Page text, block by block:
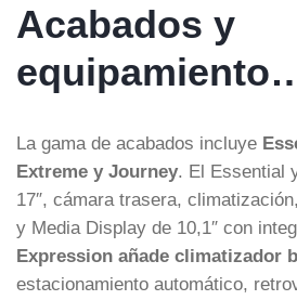
Acabados y
La gama de acabados incluye
Extreme y Journey. El Essential
17″, cámara trasera,
y Media Display de 10,1″ con
Expression añade climatizador
estacionamiento automático,